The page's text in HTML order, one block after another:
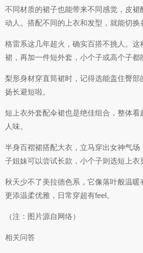
不同材质的裙子也能带来不同感觉，皮裙
动人。搭配不同的上衣和发型，就能切换
格雷系这几年超火，确实百搭不挑人。这
裙，再加一件短外套，小个子或高个子都
梨形身材穿直筒裙时，记得选能盖住臀
扬长避短啦。
短上衣外套配伞裙也是绝佳组合，整体
人味。
半身百褶裙搭配大衣，立马穿出女神气场
子姐妹可以尝试长款，小个子则选短上衣
秋天少不了美拉德色系，它像落叶般温
更添温柔优雅，日常穿超有feel。
（注：图片源自网络）
相关问答